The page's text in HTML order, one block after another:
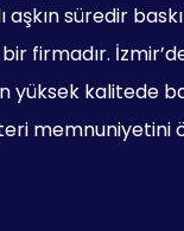
aşkın süredir
firmadır.
yüksek kalitede
memnuniyetini